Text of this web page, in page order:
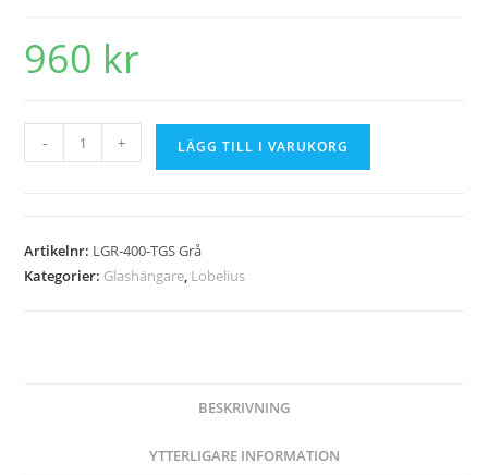
960 kr
- + LÄGG TILL I VARUKORG
Artikelnr: LGR-400-TGS Grå
Kategorier: Glashängare, Lobelius
BESKRIVNING
YTTERLIGARE INFORMATION